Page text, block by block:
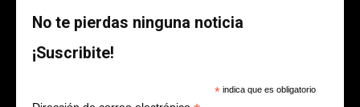
No te pierdas ninguna noticia
¡Suscribite!
* indica que es obligatorio